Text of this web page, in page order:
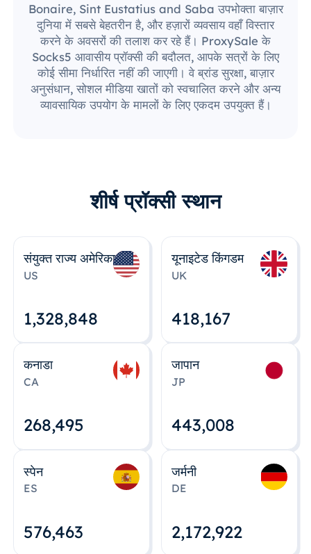
Bonaire, Sint Eustatius and Saba उपभोक्ता बाज़ार
दुनिया में सबसे बेहतरीन है, और हज़ारों व्यवसाय वहाँ विस्तार
करने के अवसरों की तलाश कर रहे हैं। ProxySale के
Socks5 आवासीय प्रॉक्सी की बदौलत, आपके सत्रों के लिए
कोई सीमा निर्धारित नहीं की जाएगी। वे ब्रांड सुरक्षा, बाज़ार
अनुसंधान, सोशल मीडिया खातों को स्वचालित करने और अन्य
व्यावसायिक उपयोग के मामलों के लिए एकदम उपयुक्त हैं।
शीर्ष प्रॉक्सी स्थान
संयुक्त राज्य अमेरिका
US
1,328,848
यूनाइटेड किंगडम
UK
418,167
कनाडा
CA
268,495
जापान
JP
443,008
स्पेन
ES
576,463
जर्मनी
DE
2,172,922